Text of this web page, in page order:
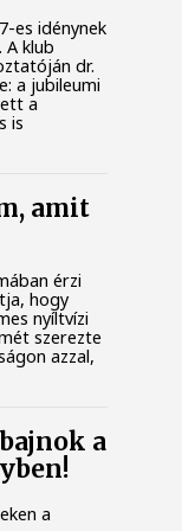
es idénynek
A klub
dr.
a jubileumi
a
is
amit
érzi
hogy
nyíltvízi
szerezte
azzal,
a
a